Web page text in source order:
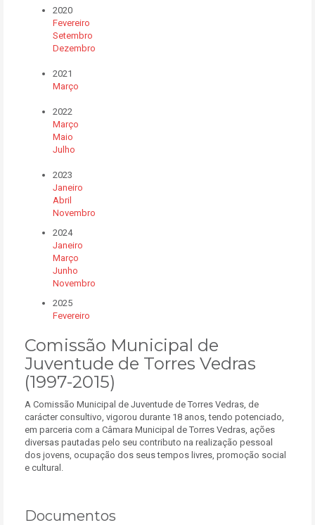
2020
Fevereiro
Setembro
Dezembro
2021
Março
2022
Março
Maio
Julho
2023
Janeiro
Abril
Novembro
2024
Janeiro
Março
Junho
Novembro
2025
Fevereiro
Comissão Municipal de
Juventude de Torres Vedras
(1997-2015)
A Comissão Municipal de Juventude de Torres Vedras, de
carácter consultivo, vigorou durante 18 anos, tendo potenciado,
em parceria com a Câmara Municipal de Torres Vedras, ações
diversas pautadas pelo seu contributo na realização pessoal
dos jovens, ocupação dos seus tempos livres, promoção social
e cultural.
Documentos